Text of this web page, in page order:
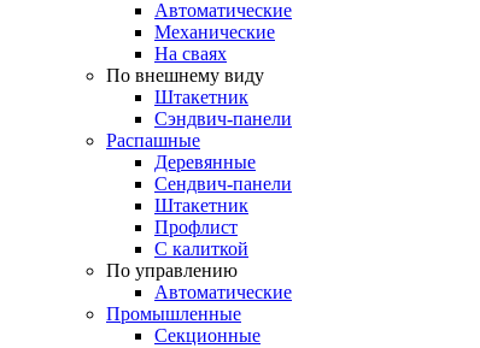
Автоматические
Механические
На сваях
По внешнему виду
Штакетник
Сэндвич-панели
Распашные
Деревянные
Сендвич-панели
Штакетник
Профлист
С калиткой
По управлению
Автоматические
Промышленные
Секционные